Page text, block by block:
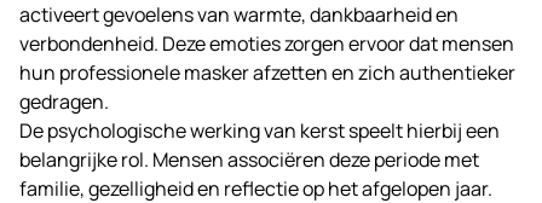
activeert gevoelens van warmte, dankbaarheid en
verbondenheid. Deze emoties zorgen ervoor dat mensen
hun professionele masker afzetten en zich authentieker
gedragen.
De psychologische werking van kerst speelt hierbij een
belangrijke rol. Mensen associëren deze periode met
familie, gezelligheid en reflectie op het afgelopen jaar.